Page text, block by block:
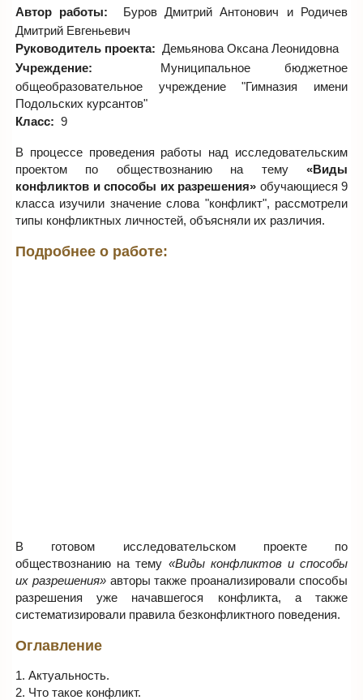
Автор работы:
Буров Дмитрий Антонович и Родичев
Дмитрий Евгеньевич
Руководитель проекта: Демьянова Оксана Леонидовна
Учреждение:
Муниципальное бюджетное
общеобразовательное учреждение "Гимназия имени
Подольских курсантов"
Класс: 9
В процессе проведения работы над исследовательским
проектом по обществознанию на тему «Виды
конфликтов и способы их разрешения» обучающиеся 9
класса изучили значение слова "конфликт", рассмотрели
типы конфликтных личностей, объясняли их различия.
Подробнее о работе:
В готовом исследовательском проекте по
обществознанию на тему «Виды конфликтов и способы
их разрешения»авторы также проанализировали способы
разрешения уже начавшегося конфликта, а также
систематизировали правила безконфликтного поведения.
Оглавление
1. Актуальность.
2. Что такое конфликт.